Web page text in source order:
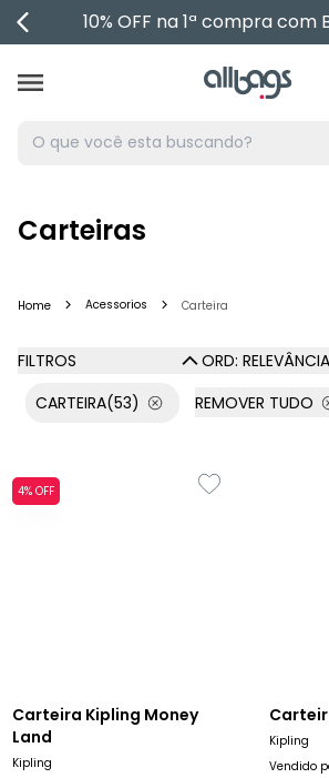
10% OFF na 1ª compra com
Marcas
Bolsas
Mochilas
Corporativo
Carteiras
Home Acessorios Carteira
FILTROS
ORD: RELEVÂNCIA
CARTEIRA(53) REMOVER TUDO
4% OFF
Carteira Kipling Money
Land
Kipling
Kipling
Vendido